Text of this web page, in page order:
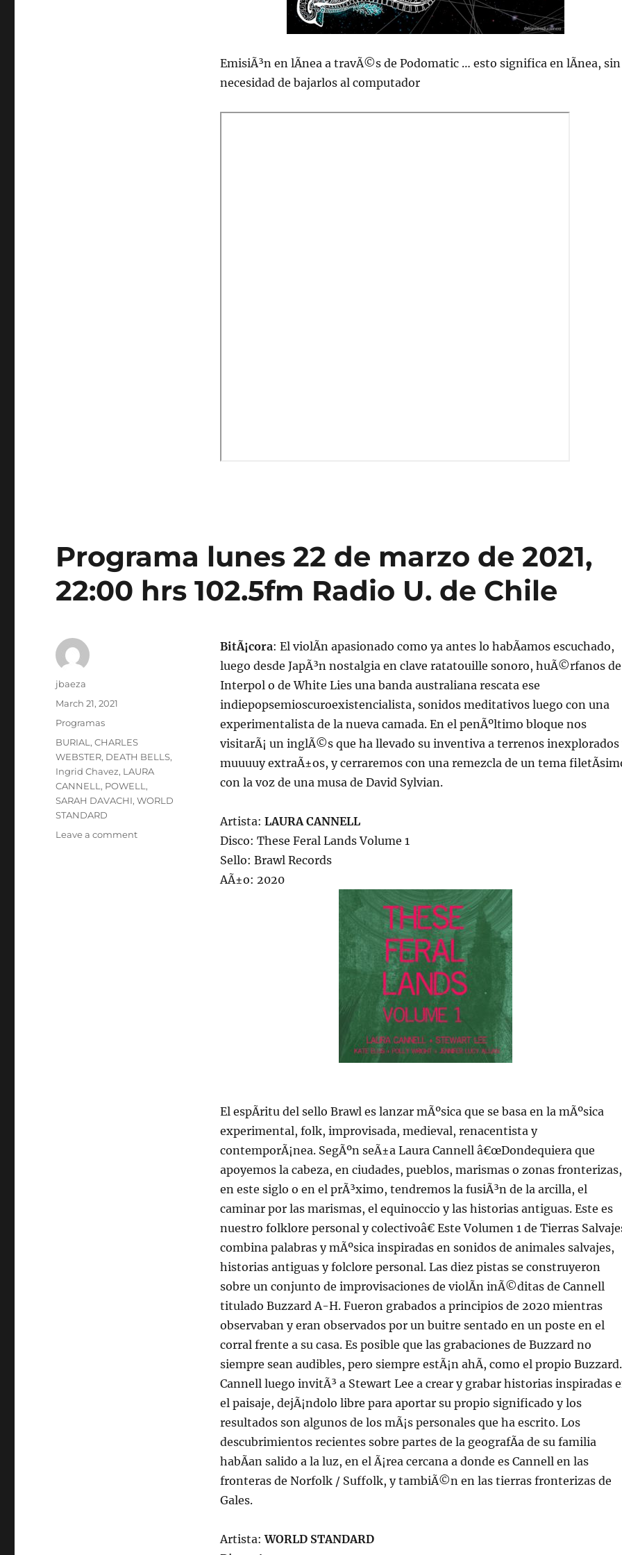
EmisiÃ³n en lÃ­nea a travÃ©s de Podomatic … esto significa en lÃ­nea, sin
necesidad de bajarlos al computador
Programa lunes 22 de marzo de 2021,
22:00 hrs 102.5fm Radio U. de Chile
BitÃ¡cora: El violÃ­n apasionado como ya antes lo habÃ­amos escuchado,
luego desde JapÃ³n nostalgia en clave ratatouille sonoro, huÃ©rfanos de
Interpol o de White Lies una banda australiana rescata ese
indiepopsemioscuroexistencialista, sonidos meditativos luego con una
experimentalista de la nueva camada. En el penÃºltimo bloque nos
visitarÃ¡ un inglÃ©s que ha llevado su inventiva a terrenos inexplorados
muuuuy extraÃ±os, y cerraremos con una remezcla de un tema
con la voz de una musa de David Sylvian.
Artista: LAURA CANNELL
Disco: These Feral Lands Volume 1
Sello: Brawl Records
AÃ±o: 2020
El espÃ­ritu del sello Brawl es lanzar mÃºsica que se basa en la mÃºsica
experimental, folk, improvisada, medieval, renacentista y
contemporÃ¡nea. SegÃºn seÃ±a Laura Cannell â€œDondequiera que
apoyemos la cabeza, en ciudades, pueblos, marismas o zonas fronterizas,
en este siglo o en el prÃ³ximo, tendremos la fusiÃ³n de la arcilla, el
caminar por las marismas, el equinoccio y las historias antiguas. Este es
nuestro folklore personal y colectivoâ€ Este Volumen 1 de Tierras
combina palabras y mÃºsica inspiradas en sonidos de animales salvajes,
historias antiguas y folclore personal. Las diez pistas se construyeron
sobre un conjunto de improvisaciones de violÃ­n inÃ©ditas de Cannell
titulado Buzzard A-H. Fueron grabados a principios de 2020 mientras
observaban y eran observados por un buitre sentado en un poste en el
corral frente a su casa. Es posible que las grabaciones de Buzzard no
siempre sean audibles, pero siempre estÃ¡n ahÃ­, como el propio Buzzard.
Cannell luego invitÃ³ a Stewart Lee a crear y grabar historias inspiradas
el paisaje, dejÃ¡ndolo libre para aportar su propio significado y los
resultados son algunos de los mÃ¡s personales que ha escrito. Los
descubrimientos recientes sobre partes de la geografÃ­a de su familia
habÃ­an salido a la luz, en el Ã¡rea cercana a donde es Cannell en las
fronteras de Norfolk / Suffolk, y tambiÃ©n en las tierras fronterizas de
Gales.
Artista:WORLD STANDARD
Author
jbaeza
Posted
March 21, 2021
Categories
Programas
Tags
BURIAL ,CHARLES
WEBSTER, DEATH BELLS,
Ingrid Chavez, LAURA
CANNELL , POWELL ,
SARAH DAVACHI,WORLD
STANDARD
Leave a commenton